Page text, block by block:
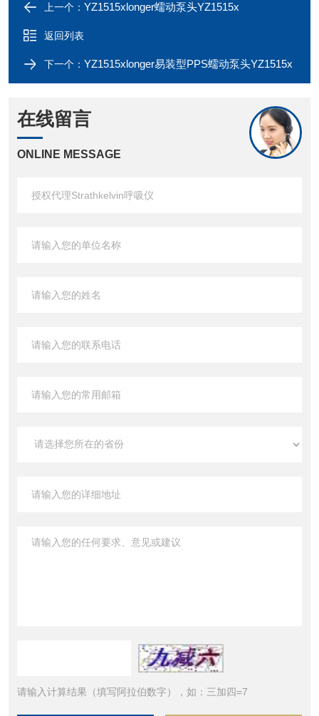
上一个： YZ1515xlonger蠕动泵头YZ1515x
返回列表
下一个： YZ1515xlonger易装型PPS蠕动泵头YZ1515x
在线留言
ONLINE MESSAGE
请输入计算结果（填写阿拉伯数字），如：三加四=7